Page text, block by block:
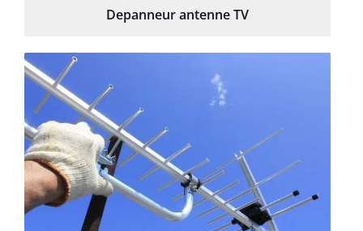
Depanneur antenne TV